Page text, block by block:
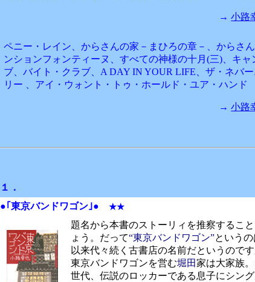
→小路
ペニー・レイン、からさんの家－まひろの章－、からさ
ンションフォンティーヌ、すべての神様の十月(三)、キャ
ブ、バイト・クラブ、A DAY IN YOUR LIFE、ザ・ネバ
リー
、アイ・ウォント・トゥ・ホールド・ユア・ハンド
→小路
１．
●｢東京バンドワゴン｣●
★★
題名から本書のストーリィを推察するこ
ょう。だって“東京バンドワゴン”という
以来代々続く古書店の名前だというのです
東京バンドワゴンを営む堀田家は大家族
世代、伝説のロッカーである息子にシン